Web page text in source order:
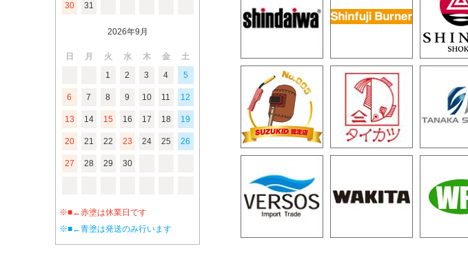
30 31
2026年9月
日 月 火 水 木 金
土
1
2 3 4 5
6 7 8 9 10 11 12
13 14 15 16 17 18 19
20 21 22 23 24 25 26
27 28 29 30
※■←赤塗は休業日です
※■←青塗は発送のみ行います